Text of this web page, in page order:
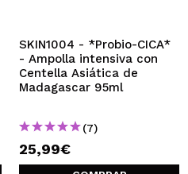
SKIN1004 - *Probio-CICA*
- Ampolla intensiva con
Centella Asiática de
Madagascar 95ml
(7)
25,99€